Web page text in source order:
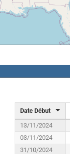
Date Début
13/11/2024
03/11/2024
31/10/2024